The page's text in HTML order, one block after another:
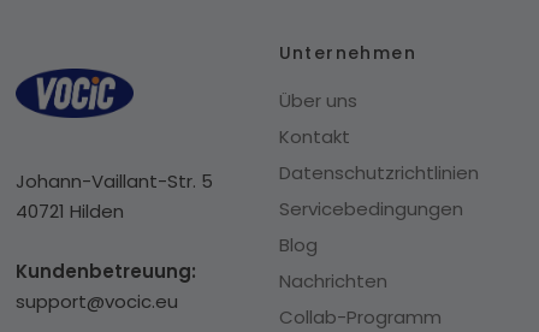
Johann-Vaillant-Str. 5
40721 Hilden
Kundenbetreuung:
support@vocic.eu
Unternehmen
Über uns
Kontakt
Datenschutzrichtlinien
Servicebedingungen
Blog
Nachrichten
Collab-Programm